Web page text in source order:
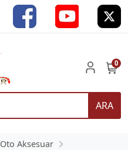
ARA
0
Oto Aksesuar